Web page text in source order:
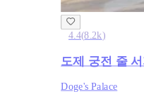
4.4(8.2k)
도제 궁전 줄
Doge's Palace